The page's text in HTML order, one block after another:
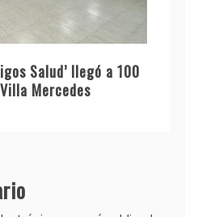
Salud’ llegó a 100
Mercedes